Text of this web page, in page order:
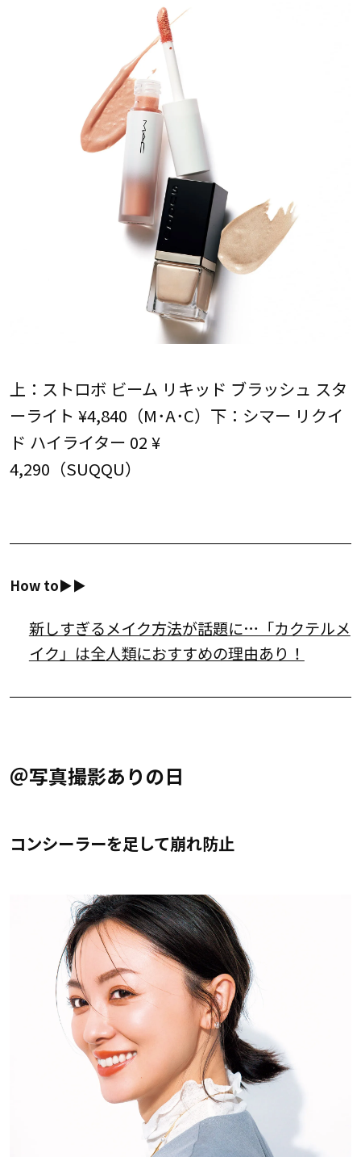
上：ストロボ ビーム リキッド ブラッシュ スタ
ーライト ¥4,840（M･A･C）下：シマー リクイ
ド ハイライター 02 ¥
4,290（SUQQU）
How to▶︎▶︎
新しすぎるメイク方法が話題に…「カクテルメ
イク」は全人類におすすめの理由あり！
＠写真撮影ありの日
コンシーラーを足して崩れ防止